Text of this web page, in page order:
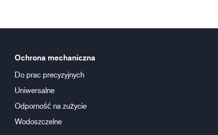
Ochrona mechaniczna
Do prac precyzyjnych
Uniwersalne
Odporność na zużycie
Wodoszczelne